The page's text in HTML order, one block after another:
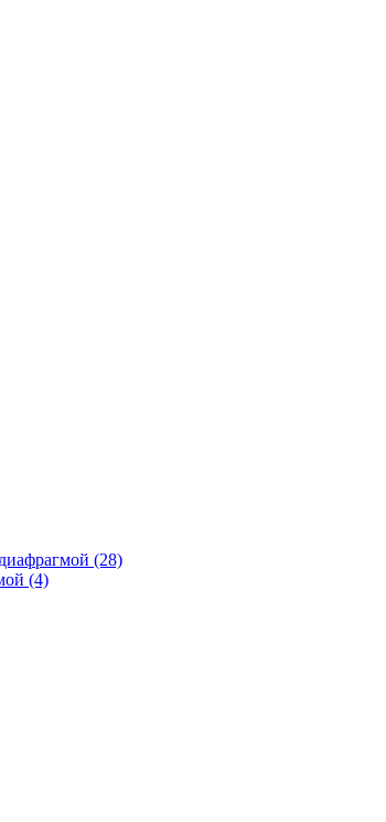
(28)
(4)